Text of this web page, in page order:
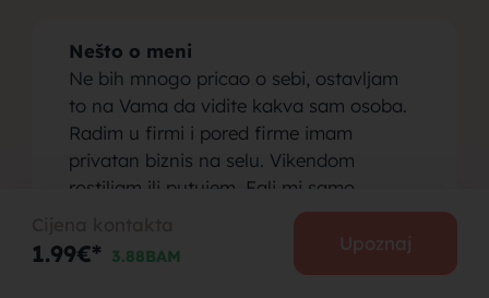
Nešto o meni
Ne bih mnogo pricao o sebi, ostavljam
to na Vama da vidite kakva sam osoba.
Radim u firmi i pored firme imam
privatan biznis na selu. Vikendom
rostiljam ili putujem. Fali mi samo
normlna zena za brak i stvaranje
porodice, jedino u tome nisam imao
srece do sada.
1.99€* 3.88BAM
Upoznaj
muskarci
za brak,